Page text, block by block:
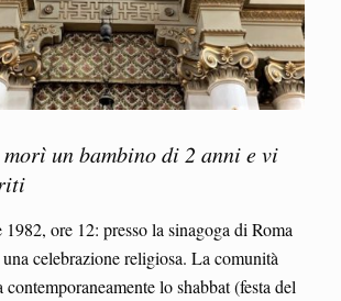
un bambino di 2 anni e vi
1982, ore 12: presso la sinagoga di Roma
celebrazione religiosa. La comunità
contemporaneamente lo shabbat (festa del